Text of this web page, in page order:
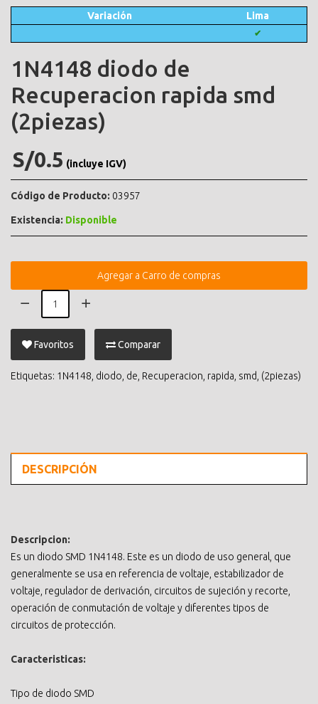
Variación Lima
✔
1N4148 diodo de
Recuperacion rapida smd
(2piezas)
S/0.5 (incluye IGV)
Código de Producto: 03957
Existencia: Disponible
Agregar a Carro de compras
Favoritos Comparar
Etiquetas: 1N4148 diodo de Recuperacion rapida smd (2piezas)
DESCRIPCIÓN
Descripcion:
Es un diodo SMD 1N4148. Este es un diodo de uso general, que
generalmente se usa en referencia de voltaje, estabilizador de
voltaje, regulador de derivación, circuitos de sujeción y recorte,
operación de conmutación de voltaje y diferentes tipos de
circuitos de protección.
Caracteristicas:
Tipo de diodo SMD